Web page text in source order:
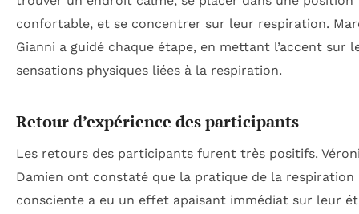
confortable, et se concentrer sur leur respiration.
Gianni a guidé chaque étape, en mettant l’accent sur
sensations physiques liées à la respiration.
Retour d’expérience des participants
Les retours des participants furent très positifs.
Damien ont constaté que la pratique de la respiration
consciente a eu un effet apaisant immédiat sur leur